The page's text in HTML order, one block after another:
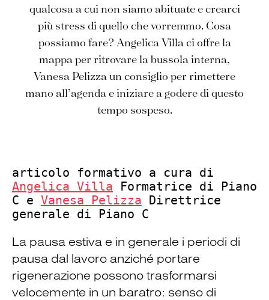
qualcosa a cui non siamo abituate e crearci
più stress di quello che vorremmo. Cosa
possiamo fare? Angelica Villa ci offre la
mappa per ritrovare la bussola interna,
Vanesa Pelizza un consiglio per rimettere
mano all’agenda e iniziare a godere di questo
tempo sospeso.
Angelica Villa Formatrice di Piano
C e Vanesa Pelizza Direttrice
generale di Piano C
La pausa estiva e in generale i periodi di
pausa dal lavoro anziché portare
rigenerazione possono trasformarsi
velocemente in un baratro: senso di